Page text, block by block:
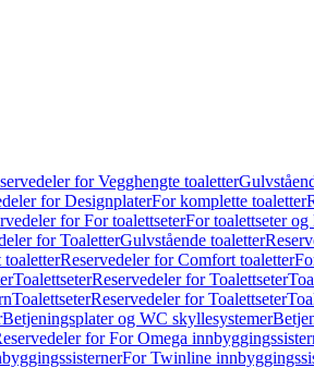
for Vegghengte toaletter
for DesignplaterFor komplette toaletter
for For toalettseterFor toalettseter
for ToaletterGulvstående toaletter
Reservedeler for Comfort toaletter
ToalettseterReservedeler for Toalettseter
ToalettseterReservedeler for Toalettseter
Betjeningsplater og WC skyllesystemer
for For Omega
For Twinline